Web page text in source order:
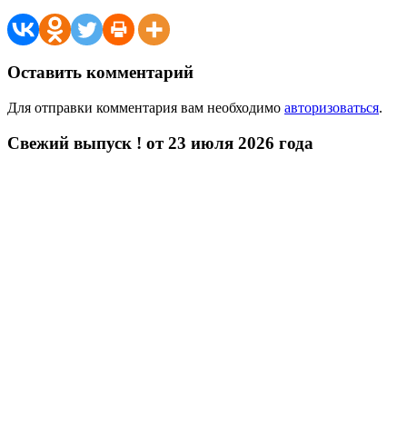
Оставить комментарий
Для отправки комментария вам необходимо авторизоваться.
Свежий выпуск ! от 23 июля 2026 года